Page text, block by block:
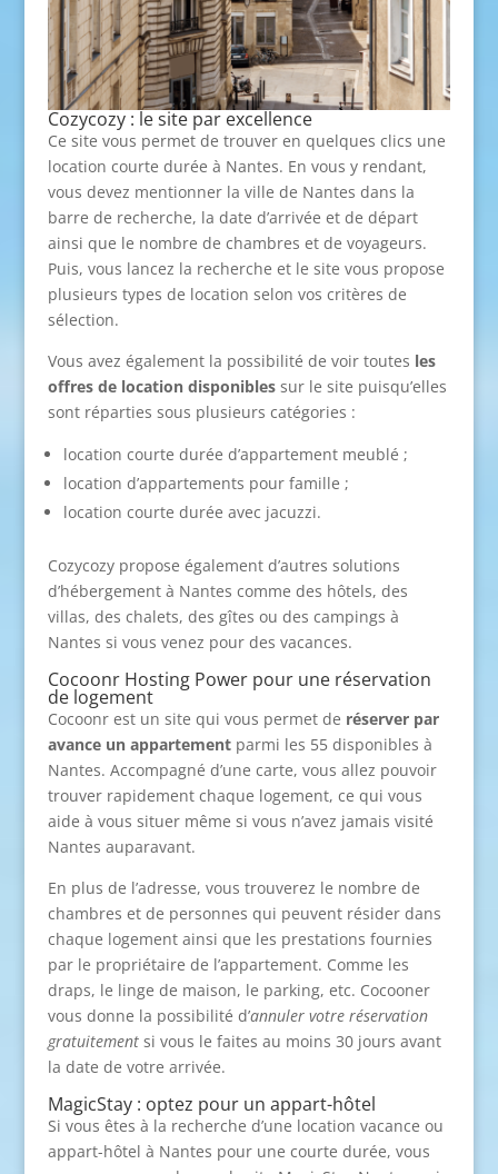
Cozycozy : le site par excellence
Ce site vous permet de trouver en quelques clics une
location courte durée à Nantes. En vous y rendant,
vous devez mentionner la ville de Nantes dans la
barre de recherche, la date d’arrivée et de départ
ainsi que le nombre de chambres et de voyageurs.
Puis, vous lancez la recherche et le site vous propose
plusieurs types de location selon vos critères de
sélection.
Vous avez également la possibilité de voir toutes les
offres de location disponibles sur le site puisqu’elles
sont réparties sous plusieurs catégories :
location courte durée d’appartement meublé ;
location d’appartements pour famille ;
location courte durée avec jacuzzi.
Cozycozy propose également d’autres solutions
d’hébergement à Nantes comme des hôtels, des
villas, des chalets, des gîtes ou des campings à
Nantes si vous venez pour des vacances.
Cocoonr Hosting Power pour une réservation
de logement
Cocoonr est un site qui vous permet de réserver par
avance un appartementparmi les 55 disponibles à
Nantes. Accompagné d’une carte, vous allez pouvoir
trouver rapidement chaque logement, ce qui vous
aide à vous situer même si vous n’avez jamais visité
Nantes auparavant.
En plus de l’adresse, vous trouverez le nombre de
chambres et de personnes qui peuvent résider dans
chaque logement ainsi que les prestations fournies
par le propriétaire de l’appartement. Comme les
draps, le linge de maison, le parking, etc. Cocooner
vous donne la possibilité d’annuler votre réservation
gratuitementsi vous le faites au moins 30 jours avant
la date de votre arrivée.
MagicStay : optez pour un appart-hôtel
Si vous êtes à la recherche d’une location vacance ou
appart-hôtel à Nantes pour une courte durée, vous